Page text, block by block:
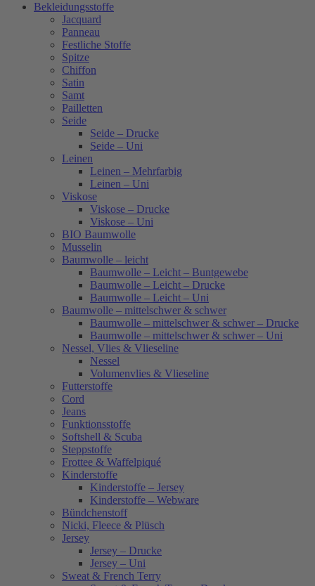
Bekleidungsstoffe
Jacquard
Panneau
Festliche Stoffe
Spitze
Chiffon
Satin
Samt
Pailletten
Seide
Seide – Drucke
Seide – Uni
Leinen
Leinen – Mehrfarbig
Leinen – Uni
Viskose
Viskose – Drucke
Viskose – Uni
BIO Baumwolle
Musselin
Baumwolle – leicht
Baumwolle – Leicht – Buntgewebe
Baumwolle – Leicht – Drucke
Baumwolle – Leicht – Uni
Baumwolle – mittelschwer & schwer
Baumwolle – mittelschwer & schwer – Drucke
Baumwolle – mittelschwer & schwer – Uni
Nessel, Vlies & Vlieseline
Nessel
Volumenvlies & Vlieseline
Futterstoffe
Cord
Jeans
Funktionsstoffe
Softshell & Scuba
Steppstoffe
Frottee & Waffelpiqué
Kinderstoffe
Kinderstoffe – Jersey
Kinderstoffe – Webware
Bündchenstoff
Nicki, Fleece & Plüsch
Jersey
Jersey – Drucke
Jersey – Uni
Sweat & French Terry